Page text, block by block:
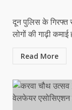
दून पुलिस के
लोगों की गाढ़ी
Read More